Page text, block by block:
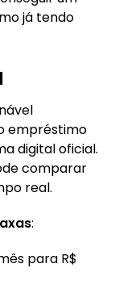
já tendo
empréstimo
digital oficial.
comparar
real.
:
para R$